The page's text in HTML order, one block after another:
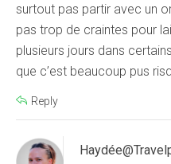
surtout pas partir avec un
pas trop de craintes pour
plusieurs jours dans
que c’est beaucoup pus
Reply